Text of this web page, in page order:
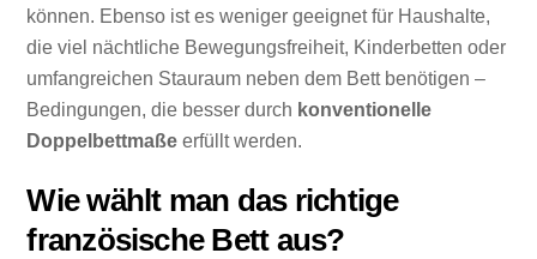
können. Ebenso ist es weniger geeignet für Haushalte,
die viel nächtliche Bewegungsfreiheit, Kinderbetten oder
umfangreichen Stauraum neben dem Bett benötigen –
Bedingungen, die besser durch konventionelle
Doppelbettmaße erfüllt werden.
Wie wählt man das richtige
französische Bett aus?